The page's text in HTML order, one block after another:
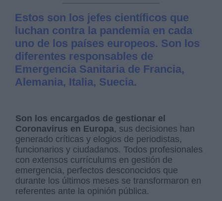
Estos son los jefes científicos que
luchan contra la pandemia en cada
uno de los países europeos. Son los
diferentes responsables de
Emergencia Sanitaria de Francia,
Alemania, Italia, Suecia.
Son los encargados de gestionar el
Coronavirus en Europa, sus decisiones han
generado críticas y elogios de periodistas,
funcionarios y ciudadanos. Todos profesionales
con extensos currículums en gestión de
emergencia, perfectos desconocidos que
durante los últimos meses se transformaron en
referentes ante la opinión pública.